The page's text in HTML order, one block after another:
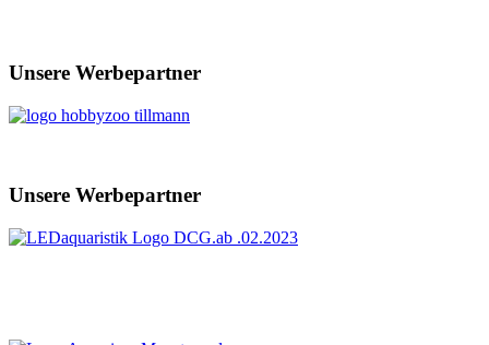
Unsere Werbepartner
Unsere Werbepartner